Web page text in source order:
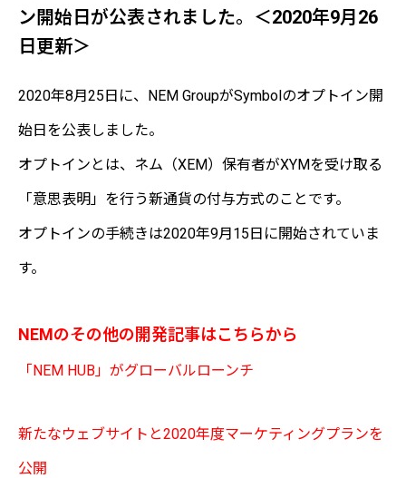
ン開始日が公表されました。＜2020年9月26
日更新＞
2020年8月25日に、NEM GroupがSymbolのオプトイン開
始日を公表しました。
オプトインとは、ネム（XEM）保有者がXYMを受け取る
「意思表明」を行う新通貨の付与方式のことです。
オプトインの手続きは2020年9月15日に開始されていま
す。
NEMのその他の開発記事はこちらから
「NEM HUB」がグローバルローンチ
新たなウェブサイトと2020年度マーケティングプランを
公開